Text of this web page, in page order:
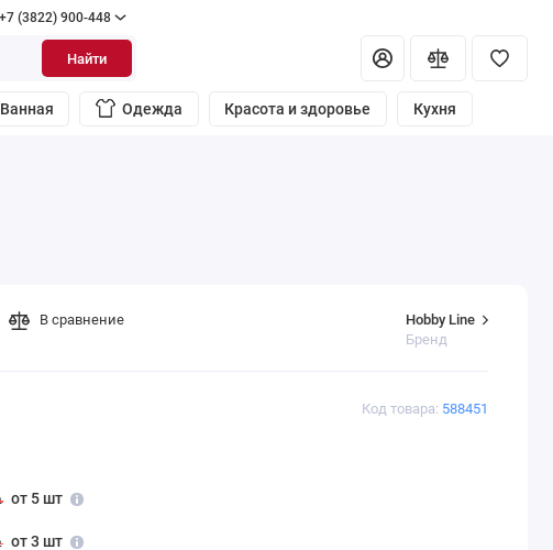
+7 (3822) 900-448
Найти
Ванная Одежда Красота и здоровье Кухня
Код товара: 588451
Hobby Line
Бренд
от 5 шт
от 3 шт
В сравнение